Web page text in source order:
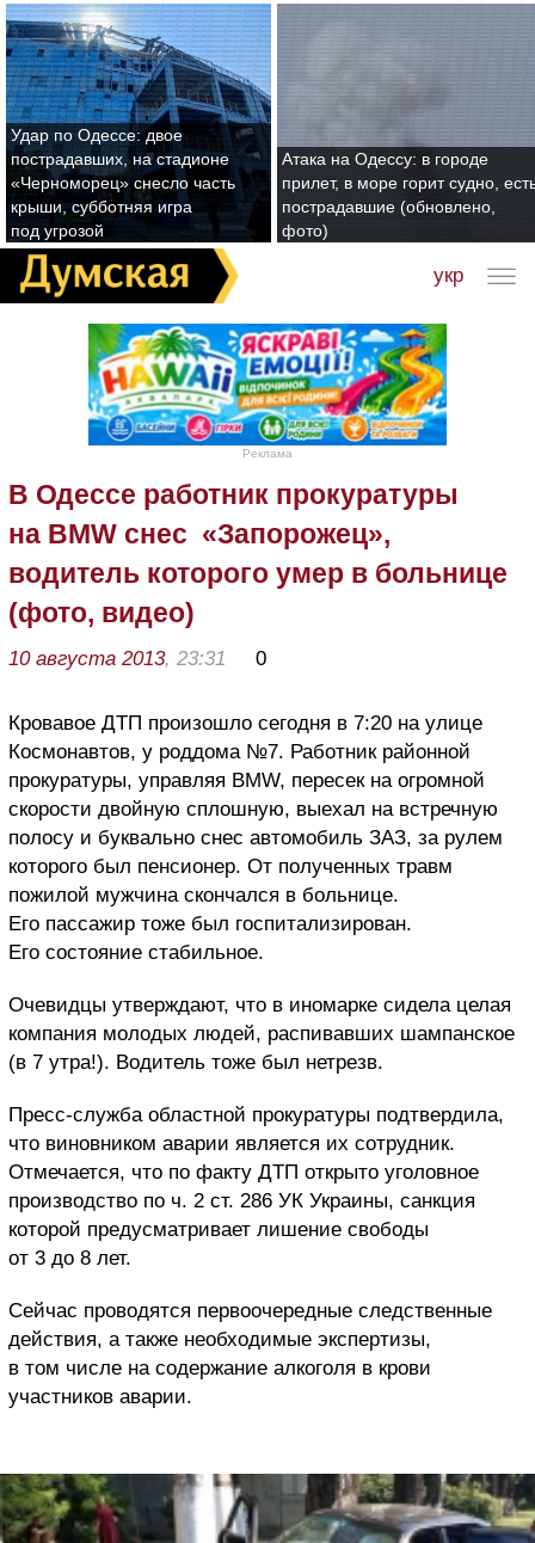
Удар по Одессе: двое
пострадавших, на стадионе
«Черноморец» снесло часть
крыши, субботняя игра
под угрозой
Атака на Одессу: в городе
прилет, в море горит судно,
пострадавшие (обновлено,
фото)
укр
Реклама
В Одессе работник прокуратуры
на BMW снес «Запорожец»,
водитель которого умер в больнице
(фото, видео)
10 августа 2013, 23:31 0
Кровавое ДТП произошло сегодня в 7:20 на улице
Космонавтов, у роддома №7. Работник районной
прокуратуры, управляя BMW, пересек на огромной
скорости двойную сплошную, выехал на встречную
полосу и буквально снес автомобиль ЗАЗ, за рулем
которого был пенсионер. От полученных травм
пожилой мужчина скончался в больнице.
Его пассажир тоже был госпитализирован.
Его состояние стабильное.
Очевидцы утверждают, что в иномарке сидела целая
компания молодых людей, распивавших шампанское
(в 7 утра!). Водитель тоже был нетрезв.
Пресс-служба областной прокуратуры подтвердила,
что виновником аварии является их сотрудник.
Отмечается, что по факту ДТП открыто уголовное
производство по ч. 2 ст. 286 УК Украины, санкция
которой предусматривает лишение свободы
от 3 до 8 лет.
Сейчас проводятся первоочередные следственные
действия, а также необходимые экспертизы,
в том числе на содержание алкоголя в крови
участников аварии.